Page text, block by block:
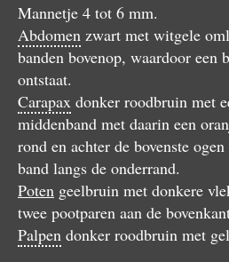
Mannetje 4 tot 6 mm.
Abdomen zwart met witgele
banden bovenop, waardoor een
ontstaat.
Carapax donker roodbruin met
middenband met daarin een
rond en achter de bovenste
band langs de onderrand.
Poten geelbruin met donkere
twee pootparen aan de
Palpen donker roodbruin met